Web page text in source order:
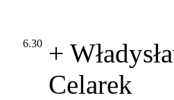
6.30
+
Celarek